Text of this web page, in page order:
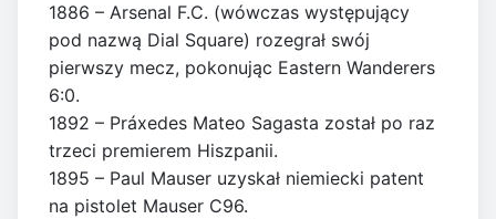
1886 – Arsenal F.C. (wówczas występujący
pod nazwą Dial Square) rozegrał swój
pierwszy mecz, pokonując Eastern Wanderers
6:0.
1892 – Práxedes Mateo Sagasta został po raz
trzeci premierem Hiszpanii.
1895 – Paul Mauser uzyskał niemiecki patent
na pistolet Mauser C96.